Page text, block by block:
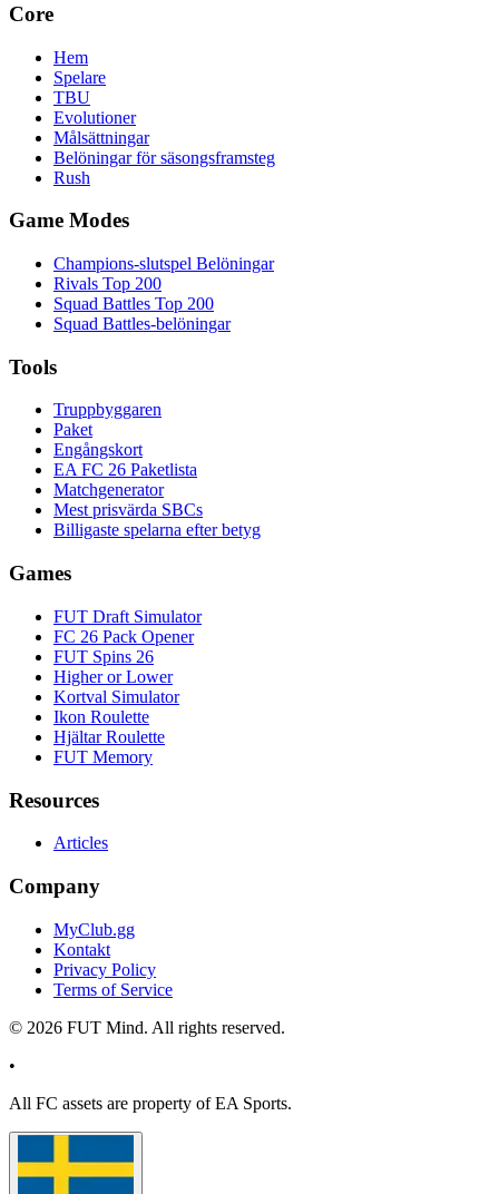
Core
Hem
Spelare
TBU
Evolutioner
Målsättningar
Belöningar för säsongsframsteg
Rush
Game Modes
Champions-slutspel Belöningar
Rivals Top 200
Squad Battles Top 200
Squad Battles-belöningar
Tools
Truppbyggaren
Paket
Engångskort
EA FC 26 Paketlista
Matchgenerator
Mest prisvärda SBCs
Billigaste spelarna efter betyg
Games
FUT Draft Simulator
FC 26 Pack Opener
FUT Spins 26
Higher or Lower
Kortval Simulator
Ikon Roulette
Hjältar Roulette
FUT Memory
Resources
Articles
Company
MyClub.gg
Kontakt
Privacy Policy
Terms of Service
© 2026 FUT Mind. All rights reserved.
•
All FC assets are property of EA Sports.